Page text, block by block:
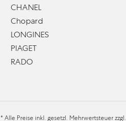
CHANEL
Chopard
LONGINES
PIAGET
RADO
* Alle Preise inkl. gesetzl. Mehrwertsteuer zzgl.